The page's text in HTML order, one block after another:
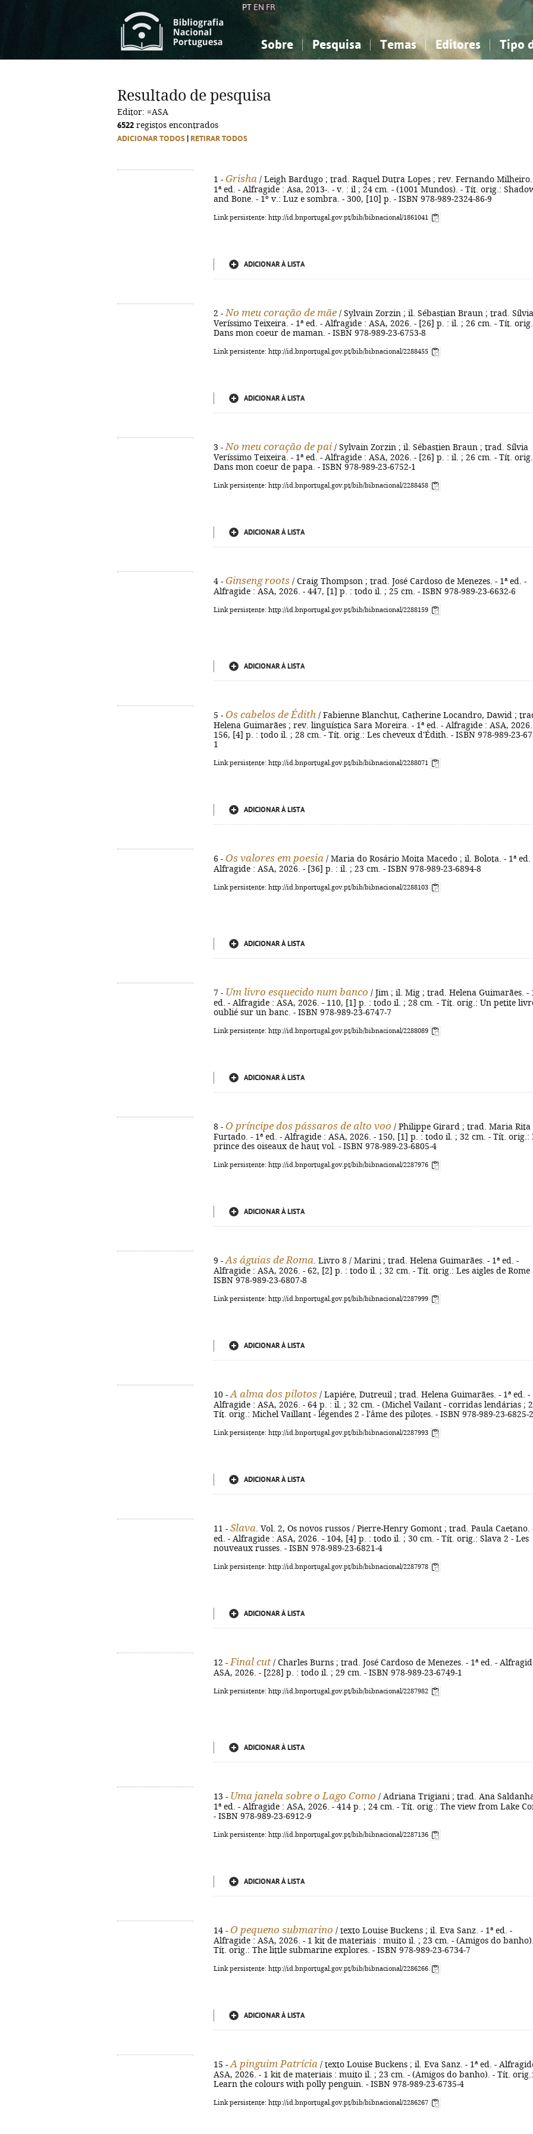
PT EN FR
Sobre Pesquisa Temas
Ciências sociais...
Editores Tipo
Ciências sociais...
Resultado de pesquisa
Editor: =ASA
6522 registos encontrados
ADICIONAR TODOS RETIRAR TODOS
1 - Grisha / Leigh Bardugo ; trad. Raquel Dutra Lopes ; rev. Fernando
1ª ed. - Alfragide : Asa, 2013-. - v. : il ; 24 cm. - (1001 Mundos). - Tít. orig.:
and Bone. - 1º v.: Luz e sombra. - 300, [10] p. - ISBN 978-989-2324-86-9
Link persistente: http://id.bnportugal.gov.pt/bib/bibnacional/1861041
ADICIONAR À LISTA
2 - No meu coração de mãe / Sylvain Zorzin ; il. Sébastian Braun ; trad. Sílvia
Veríssimo Teixeira. - 1ª ed. - Alfragide : ASA, 2026. - [26] p. : il. ; 26 cm. - Tít.
Dans mon coeur de maman. - ISBN 978-989-23-6753-8
Link persistente: http://id.bnportugal.gov.pt/bib/bibnacional/2288455
ADICIONAR À LISTA
3 - No meu coração de pai / Sylvain Zorzin ; il. Sébastien Braun ; trad. Sílvia
Veríssimo Teixeira. - 1ª ed. - Alfragide : ASA, 2026. - [26] p. : il. ; 26 cm. - Tít.
Dans mon coeur de papa. - ISBN 978-989-23-6752-1
Link persistente: http://id.bnportugal.gov.pt/bib/bibnacional/2288458
ADICIONAR À LISTA
4 - Ginseng roots / Craig Thompson ; trad. José Cardoso de Menezes. - 1ª ed. -
Alfragide : ASA, 2026. - 447, [1] p. : todo il. ; 25 cm. - ISBN 978-989-23-6632-6
Link persistente: http://id.bnportugal.gov.pt/bib/bibnacional/2288159
ADICIONAR À LISTA
5 - Os cabelos de Édith / Fabienne Blanchut, Catherine Locandro, Dawid ;
Helena Guimarães ; rev. linguística Sara Moreira. - 1ª ed. - Alfragide : ASA,
156, [4] p. : todo il. ; 28 cm. - Tít. orig.: Les cheveux d'Édith. - ISBN 978-989-23-
1
Link persistente: http://id.bnportugal.gov.pt/bib/bibnacional/2288071
ADICIONAR À LISTA
6 - Os valores em poesia / Maria do Rosário Moita Macedo ; il. Bolota. - 1ª ed.
Alfragide : ASA, 2026. - [36] p. : il. ; 23 cm. - ISBN 978-989-23-6894-8
Link persistente: http://id.bnportugal.gov.pt/bib/bibnacional/2288103
ADICIONAR À LISTA
7 - Um livro esquecido num banco / Jim ; il. Mig ; trad. Helena Guimarães. -
ed. - Alfragide : ASA, 2026. - 110, [1] p. : todo il. ; 28 cm. - Tít. orig.: Un petite
oublié sur un banc. - ISBN 978-989-23-6747-7
Link persistente: http://id.bnportugal.gov.pt/bib/bibnacional/2288089
ADICIONAR À LISTA
8 - O príncipe dos pássaros de alto voo / Philippe Girard ; trad. Maria Rita
Furtado. - 1ª ed. - Alfragide : ASA, 2026. - 150, [1] p. : todo il. ; 32 cm. - Tít. orig.:
prince des oiseaux de haut vol. - ISBN 978-989-23-6805-4
Link persistente: http://id.bnportugal.gov.pt/bib/bibnacional/2287976
ADICIONAR À LISTA
9 - As águias de Roma . Livro 8 / Marini ; trad. Helena Guimarães. - 1ª ed. -
Alfragide : ASA, 2026. - 62, [2] p. : todo il. ; 32 cm. - Tít. orig.: Les aigles de Rome
ISBN 978-989-23-6807-8
Link persistente: http://id.bnportugal.gov.pt/bib/bibnacional/2287999
ADICIONAR À LISTA
10 - A alma dos pilotos / Lapiére, Dutreuil ; trad. Helena Guimarães. - 1ª ed. -
Alfragide : ASA, 2026. - 64 p. : il. ; 32 cm. - (Michel Vailant - corridas lendárias ;
Tít. orig.: Michel Vaillant - légendes 2 - l'âme des pilotes. - ISBN 978-989-23-6825-2
Link persistente: http://id.bnportugal.gov.pt/bib/bibnacional/2287993
ADICIONAR À LISTA
11 - Slava . Vol. 2, Os novos russos / Pierre-Henry Gomont ; trad. Paula Caetano.
ed. - Alfragide : ASA, 2026. - 104, [4] p. : todo il. ; 30 cm. - Tít. orig.: Slava 2 - Les
nouveaux russes. - ISBN 978-989-23-6821-4
Link persistente: http://id.bnportugal.gov.pt/bib/bibnacional/2287978
ADICIONAR À LISTA
12 - Final cut/ Charles Burns ; trad. José Cardoso de Menezes. - 1ª ed. -
ASA, 2026. - [228] p. : todo il. ; 29 cm. - ISBN 978-989-23-6749-1
Link persistente: http://id.bnportugal.gov.pt/bib/bibnacional/2287982
ADICIONAR À LISTA
13 - Uma janela sobre o Lago Como / Adriana Trigiani ; trad. Ana
1ª ed. - Alfragide : ASA, 2026. - 414 p. ; 24 cm. - Tít. orig.: The view from Lake
- ISBN 978-989-23-6912-9
Link persistente: http://id.bnportugal.gov.pt/bib/bibnacional/2287136
ADICIONAR À LISTA
14 - O pequeno submarino / texto Louise Buckens ; il. Eva Sanz. - 1ª ed. -
Alfragide : ASA, 2026. - 1 kit de materiais : muito il. ; 23 cm. - (Amigos do
Tít. orig.: The little submarine explores. - ISBN 978-989-23-6734-7
Link persistente: http://id.bnportugal.gov.pt/bib/bibnacional/2286266
ADICIONAR À LISTA
15 - A pinguim Patrícia / texto Louise Buckens ; il. Eva Sanz. - 1ª ed. -
ASA, 2026. - 1 kit de materiais : muito il. ; 23 cm. - (Amigos do banho). - Tít. orig.:
Learn the colours with polly penguin. - ISBN 978-989-23-6735-4
Link persistente: http://id.bnportugal.gov.pt/bib/bibnacional/2286267